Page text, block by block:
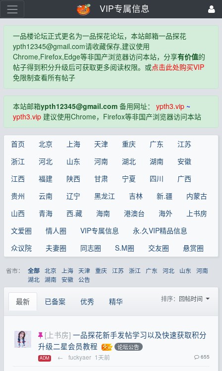
VIP专属信息
一品楼论坛正式更名为一品探花论坛，本站邮箱一品探花
ypth12345@gmail.com请收藏保存,建议使用
Chrome,Firefox,Edge等非国产浏览器访问本站，分享有价值的
帖子得到积分升级后可获取更多阅读权限。或点击此处购买VIP
免限制查看所有帖子
本站邮箱ypth12345@gmail.com备用网址： ypth3.vip~
ypth3.vip建议使用Chrome，Firefox等非国产浏览器访问本站
首页 北京 上海 天津 重庆 广东
江苏
浙江
河北 山东 河南 湖北 湖南
安徽
江西
福建 陕西 甘肃 宁夏 四川
广西
贵州
云南 辽宁 黑龙江 吉林 新.疆
内蒙古
山西
青海 西.藏 海南 港澳台 海外
上书房
文爱圈
情人圈 VIP专属信息
永.久VIP精品信息
众议院
夫妻圈 同志圈 S.M圈 交友圈 悬赏圈
省市： 全部 北京 上海 天津 重庆 江苏 浙江 广东 河北 山东
河南
湖北 湖南 安徽 公告
最新 已备案 优秀 精华 排序： 回帖时间
[上书房] 一品探花新手发帖学习以及快速获取积分
升级二星会员教程
论坛公告
ADM ← fuckyaer 1天前 655